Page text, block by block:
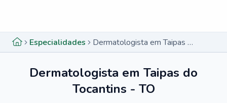
Especialidades Dermatologista em Taipas do Tocantins - TO
Dermatologista em Taipas do
Tocantins - TO